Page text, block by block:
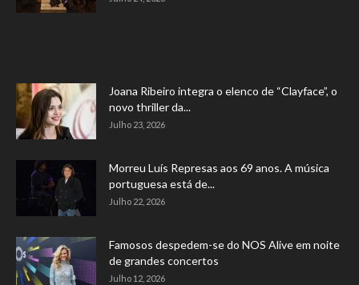
Joana Ribeiro integra o elenco de “Clayface”, o
novo thriller da...
Julho 23, 2026
Morreu Luís Represas aos 69 anos. A música
portuguesa está de...
Julho 22, 2026
Famosos despedem-se do NOS Alive em noite
de grandes concertos
Julho 12, 2026